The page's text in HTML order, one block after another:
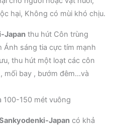
hại, Không có mùi khó chịu.
Japan thu hút Côn trùng
sáng tia cực tím mạnh
thu hút một loạt các côn
mối bay , bướm đêm…và
100-150 mét vuông
Japan có khả